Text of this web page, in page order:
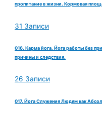
пропитание в жизни. Кормовая
31 Записи
016. Карма йога. Йога работы без
причины и следствия.
26 Записи
017. Йога Служения Людям как